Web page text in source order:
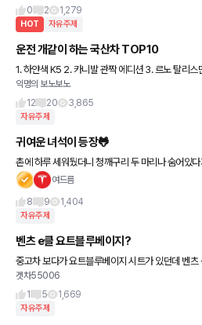
0
2 1,279
HOT 자유주제
운전 개같이 하는 국산차 TOP10
1. 하얀색 K5 2. 카니발 관짝 에디션 3. 르노 탈리스만 앰블럼 튜닝한
SM6 4. 뽕따블루 벨로스터 N & 아반떼 N 5. 겨자색 아반떼 AD 스
포츠 6.
익명의 보노보노
12
20 3,865
자유주제
귀여운 녀석이 등장🐸
촌에 하루 세워뒀더니 청깨구리 두 마리나 숨어있
근거리 이동이라 금방 도착 후 풀숲으로 돌려보내주었어요 근
여드름
8
9 1,404
자유주제
벤츠 e클 요트블루베이지?
중고차 보다가 요트블루베이지 시트가 있던데 벤츠 공홈에서 내차만들기 해봐도 안뜨던
데 한정이였나요?
겟차55006
1
5 1,669
자유주제